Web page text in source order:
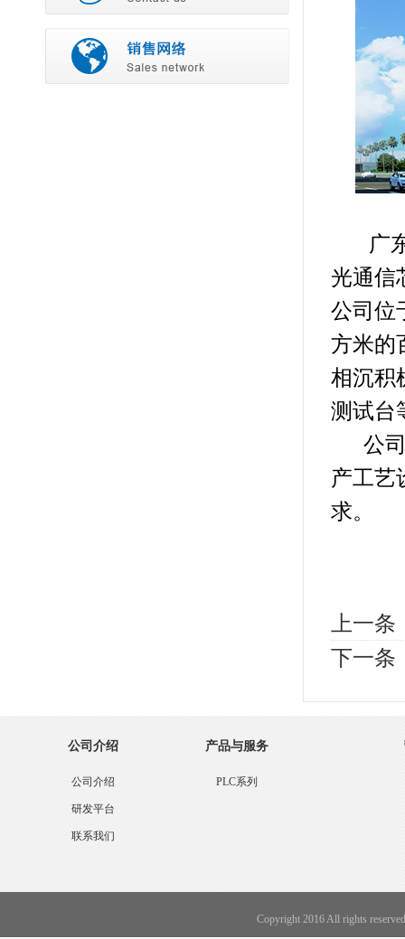
广东
光通信
公司位
方米的
相沉积
测试台
公司
产工艺
求。
上一
下一条
公司介绍
公司介绍
研发平台
联系我们
产品与服务
PLC系列
Copyright 2016 All rights